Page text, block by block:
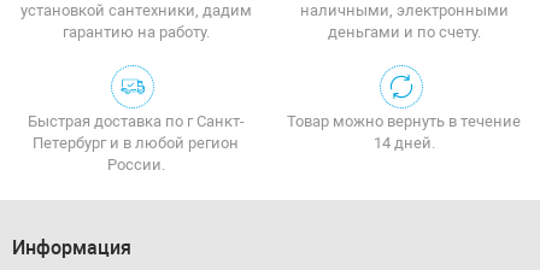
установкой сантехники, дадим
гарантию на работу.
наличными, электронными
деньгами и по счету.
Быстрая доставка по г Санкт-
Петербург и в любой регион
России.
Товар можно вернуть в течение
14 дней.
Информация